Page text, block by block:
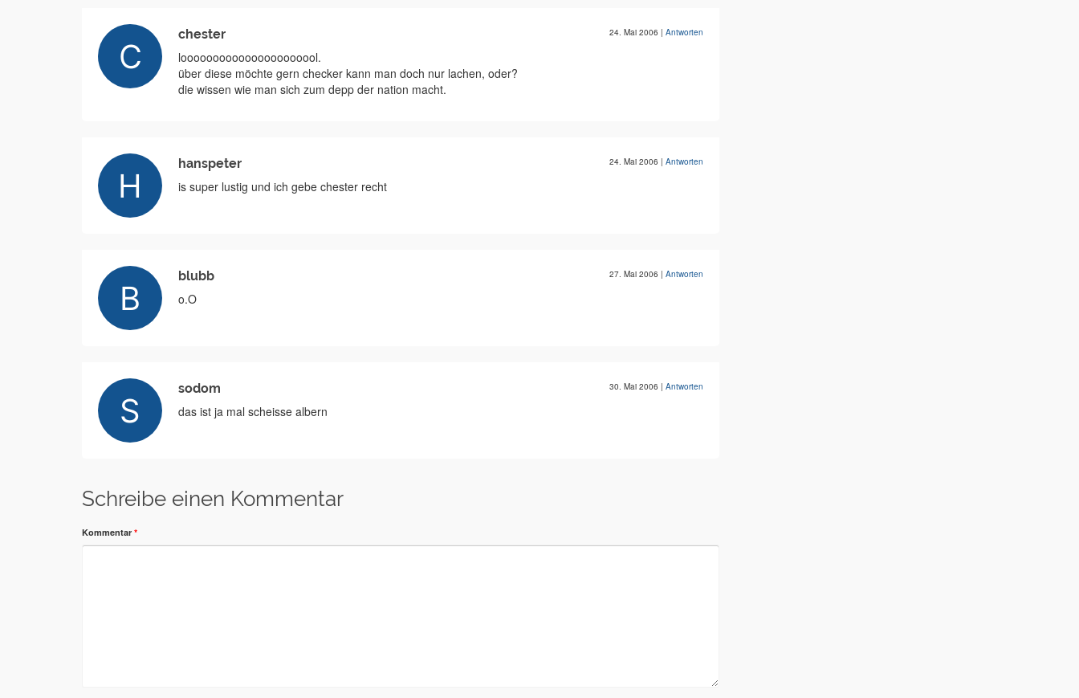
chester 24. Mai 2006 | Antworten
loooooooooooooooooooool.
über diese möchte gern checker kann man doch nur lachen, oder?
die wissen wie man sich zum depp der nation macht.
hanspeter 24. Mai 2006 | Antworten
is super lustig und ich gebe chester recht
blubb 27. Mai 2006 | Antworten
o.O
sodom 30. Mai 2006 | Antworten
das ist ja mal scheisse albern
Schreibe einen Kommentar
Kommentar *